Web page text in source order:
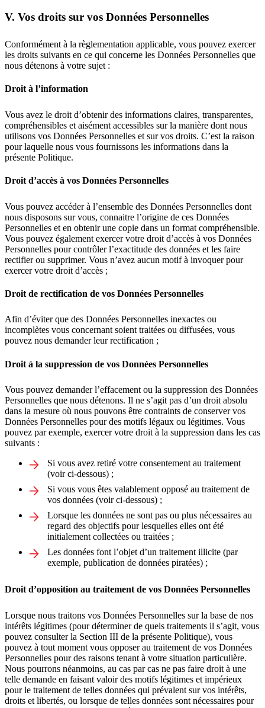
V. Vos droits sur vos Données Personnelles
Conformément à la règlementation applicable, vous pouvez exercer
les droits suivants en ce qui concerne les Données Personnelles que
nous détenons à votre sujet :
Droit à l’information
Vous avez le droit d’obtenir des informations claires, transparentes,
compréhensibles et aisément accessibles sur la manière dont nous
utilisons vos Données Personnelles et sur vos droits. C’est la raison
pour laquelle nous vous fournissons les informations dans la
présente Politique.
Droit d’accès à vos Données Personnelles
Vous pouvez accéder à l’ensemble des Données Personnelles dont
nous disposons sur vous, connaitre l’origine de ces Données
Personnelles et en obtenir une copie dans un format compréhensible.
Vous pouvez également exercer votre droit d’accès à vos Données
Personnelles pour contrôler l’exactitude des données et les faire
rectifier ou supprimer. Vous n’avez aucun motif à invoquer pour
exercer votre droit d’accès ;
Droit de rectification de vos Données Personnelles
Afin d’éviter que des Données Personnelles inexactes ou
incomplètes vous concernant soient traitées ou diffusées, vous
pouvez nous demander leur rectification ;
Droit à la suppression de vos Données Personnelles
Vous pouvez demander l’effacement ou la suppression des Données
Personnelles que nous détenons. Il ne s’agit pas d’un droit absolu
dans la mesure où nous pouvons être contraints de conserver vos
Données Personnelles pour des motifs légaux ou légitimes. Vous
pouvez par exemple, exercer votre droit à la suppression dans les cas
suivants :
Si vous avez retiré votre consentement au traitement
(voir ci-dessous) ;
Si vous vous êtes valablement opposé au traitement de
vos données (voir ci-dessous) ;
Lorsque les données ne sont pas ou plus nécessaires au
regard des objectifs pour lesquelles elles ont été
initialement collectées ou traitées ;
Les données font l’objet d’un traitement illicite (par
exemple, publication de données piratées) ;
Droit d’opposition au traitement de vos Données Personnelles
Lorsque nous traitons vos Données Personnelles sur la base de nos
intérêts légitimes (pour déterminer de quels traitements il s’agit, vous
pouvez consulter la Section III de la présente Politique), vous
pouvez à tout moment vous opposer au traitement de vos Données
Personnelles pour des raisons tenant à votre situation particulière.
Nous pourrons néanmoins, au cas par cas ne pas faire droit à une
telle demande en faisant valoir des motifs légitimes et impérieux
pour le traitement de telles données qui prévalent sur vos intérêts,
droits et libertés, ou lorsque de telles données sont nécessaires pour